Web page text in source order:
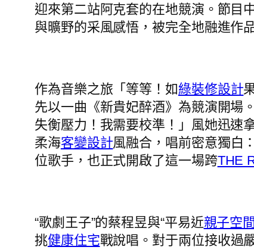
迎來第二站阿克套的在地競演。節目
與曠野的采風感悟，被完全地融進作
作為音樂之旅「等等！如綠裝修設計
先以一曲《新貴妃醉酒》為競演開場
失衡壓力！我需要校準！」風她迅速
柔海客變設計風融合，唱前密意獨白
位歌手，也正式開啟了這一場跨THE
“歌劇王子”的蔡程昱與“平易近親子空
挑健康住宅戰說唱。對于兩位接收過